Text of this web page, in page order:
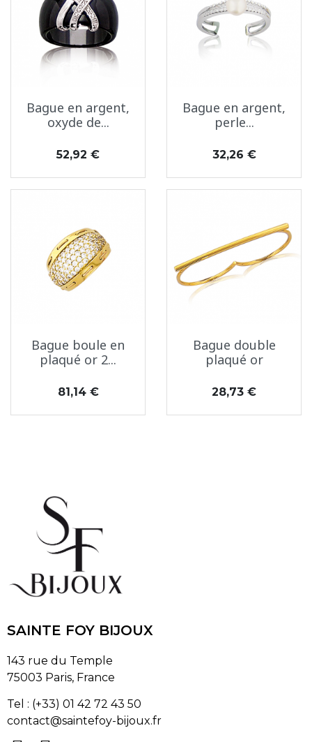
Bague en argent,
oxyde de...
Prix
52,92 €
Bague en argent,
perle...
Prix
32,26 €
Bague boule en
plaqué or 2...
Prix
81,14 €
Bague double
plaqué or
Prix
28,73 €
SAINTE FOY BIJOUX
143 rue du Temple
75003 Paris, France
Tel : (+33) 01 42 72 43 50
contact@saintefoy-bijoux.fr